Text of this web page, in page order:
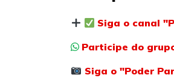
Siga o canal
Participe do
Siga o "Poder